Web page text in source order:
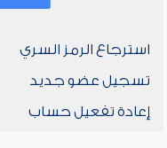
استرجاع الرمز السري
تسجيل عضو جديد
إعادة تفعيل حساب